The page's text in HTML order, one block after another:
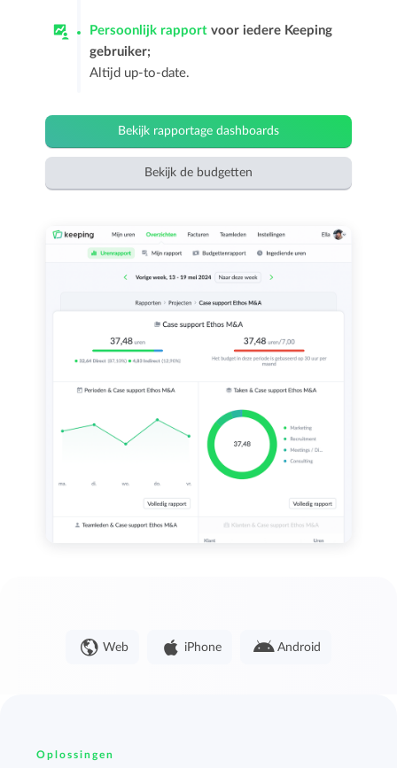
Persoonlijk rapport voor iedere Keeping
gebruiker;
Altijd up-to-date.
Bekijk rapportage dashboards
Bekijk de budgetten
Web iPhone Android
Oplossingen